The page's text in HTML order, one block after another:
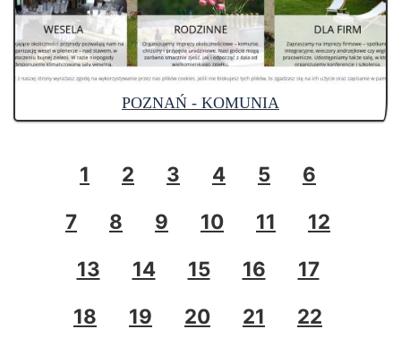
POZNAŃ - KOMUNIA
1 2 3 4 5
6
7
8 9 10 11
12
13
14 15 16
17
18
19 20 21
22